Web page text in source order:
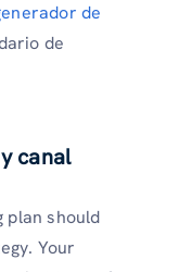
de
de
canal
plan should
Your